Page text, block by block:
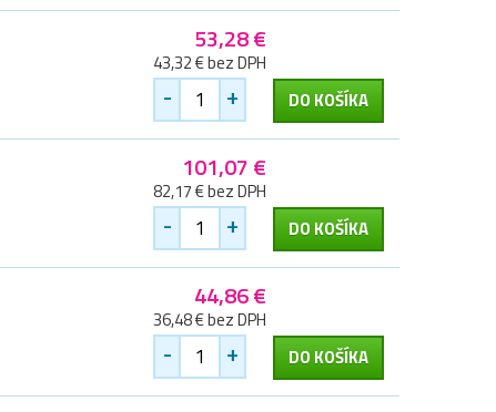
53,28 €
43,32 € bez DPH
- + DO KOŠÍKA
101,07 €
82,17 € bez DPH
- + DO KOŠÍKA
44,86 €
36,48 € bez DPH
- + DO KOŠÍKA